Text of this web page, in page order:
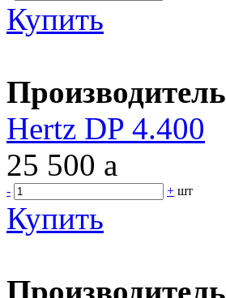
Купить
Производитель
Hertz DP 4.400
25 500 a
- + шт
Купить
Производитель